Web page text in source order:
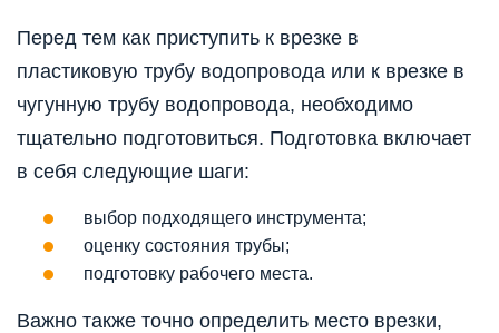
Перед тем как приступить к врезке в
пластиковую трубу водопровода или к врезке в
чугунную трубу водопровода, необходимо
тщательно подготовиться. Подготовка включает
в себя следующие шаги:
выбор подходящего инструмента;
оценку состояния трубы;
подготовку рабочего места.
Важно также точно определить место врезки,